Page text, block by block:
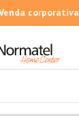
corporativa